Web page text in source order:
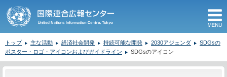
トップ 主な活動 経済社会開発 持続可能な開発 2030アジェンダ
SDGsの
ポスター・ロゴ・アイコンおよびガイドライン
SDGsのアイコン